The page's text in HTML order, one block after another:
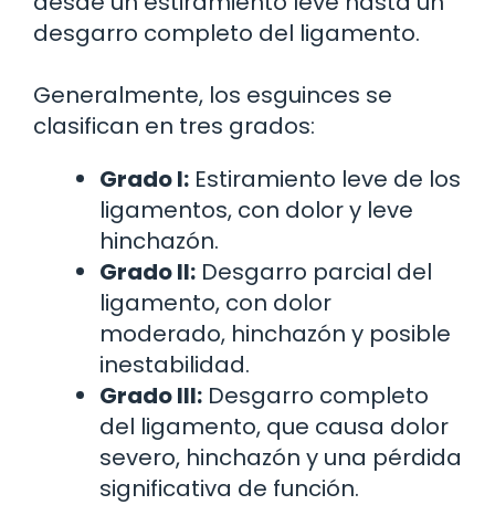
desgarro completo del ligamento.
Generalmente, los esguinces se
clasifican en tres grados:
Grado I: Estiramiento leve de los
ligamentos, con dolor y leve
hinchazón.
Grado II: Desgarro parcial del
ligamento, con dolor
moderado, hinchazón y posible
inestabilidad.
Grado III: Desgarro completo
del ligamento, que causa dolor
severo, hinchazón y una pérdida
significativa de función.